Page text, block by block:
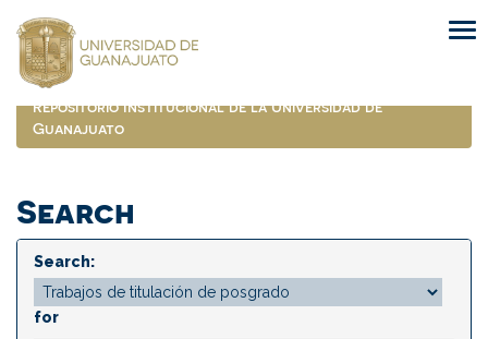
navigation
Repositorio Institucional de la Universidad de
Guanajuato
Search
Search:
for